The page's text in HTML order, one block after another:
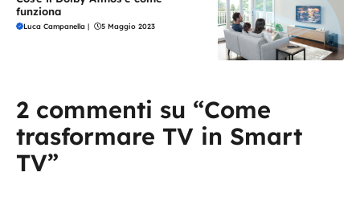
funziona
Luca Campanella | 5 Maggio 2023
2 commenti su “Come
trasformare TV in Smart
TV”